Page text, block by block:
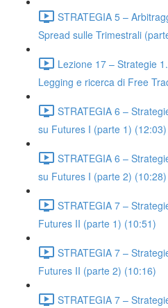
STRATEGIA 5 –
Spread sulle Trimestrali
Lezione 17 – Strategie
Legging e ricerca di Free
STRATEGIA 6 –
su Futures I (parte 1) (12:03)
STRATEGIA 6 –
su Futures I (parte 2) (10:28)
STRATEGIA 7 –
Futures II (parte 1) (10:51)
STRATEGIA 7 –
Futures II (parte 2) (10:16)
STRATEGIA 7 –